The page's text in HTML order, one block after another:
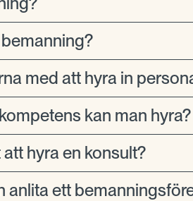
med att hyra in
kan man hyra?
hyra en konsult?
anlita ett